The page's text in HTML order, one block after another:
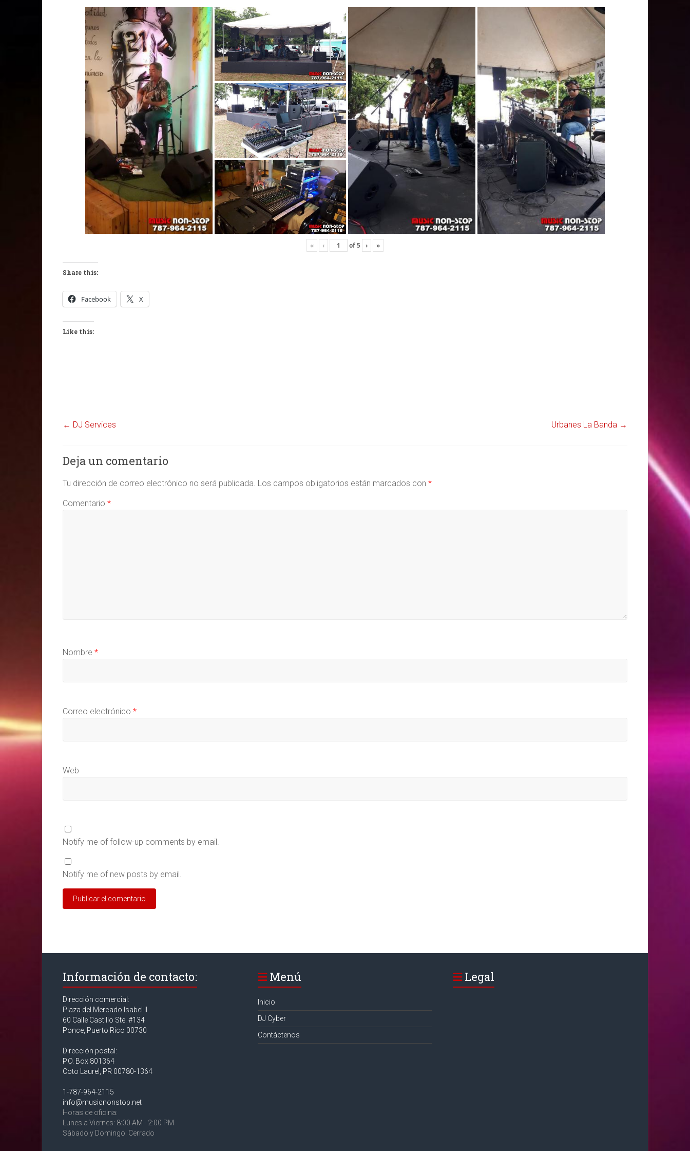
Puerto
« ‹ of5 › »
Share this:
Facebook X
Like this:
← DJ Services Urbanes La Banda →
Deja un comentario
Tu dirección de correo electrónico no será publicada. Los campos obligatorios están marcados con *
Comentario *
Nombre *
Correo electrónico *
Web
Notify me of follow-up comments by email.
Notify me of new posts by email.
Información de contacto:
Dirección comercial:
Plaza del Mercado Isabel II
60 Calle Castillo Ste. #134
Ponce, Puerto Rico 00730
Dirección postal:
P.O. Box 801364
Coto Laurel, PR 00780-1364
1-787-964-2115
info@musicnonstop.net
Horas de oficina:
Lunes a Viernes: 8:00 AM - 2:00 PM
Sábado y Domingo: Cerrado
Menú
Inicio
DJ Cyber
Contáctenos
Legal